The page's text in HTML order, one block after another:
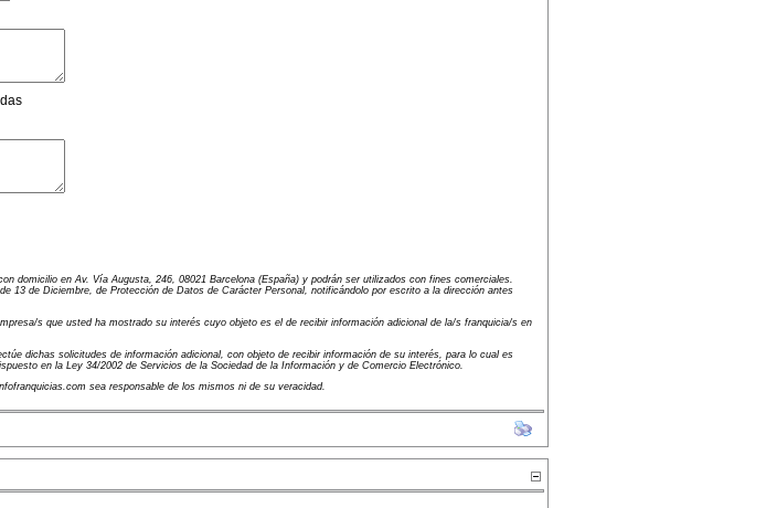
domicilio en Av. Vía Augusta, 246, 08021 Barcelona (España) y podrán ser utilizados con fines comerciales.
13 de Diciembre, de Protección de Datos de Carácter Personal, notificándolo por escrito a la dirección antes
s que usted ha mostrado su interés cuyo objeto es el de recibir información adicional de la/s franquicia/s en
dichas solicitudes de información adicional, con objeto de recibir información de su interés, para lo cual es
en la Ley 34/2002 de Servicios de la Sociedad de la Información y de Comercio Electrónico.
sea responsable de los mismos ni de su veracidad.